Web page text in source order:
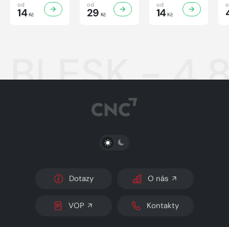
od
14Kč
od
29 Kč
od
14Kč
BLESK -
PŘEPNOUT SVĚTLÝ/TMAVÝ REŽIM
Dotazy O nás
VOP Kontakty